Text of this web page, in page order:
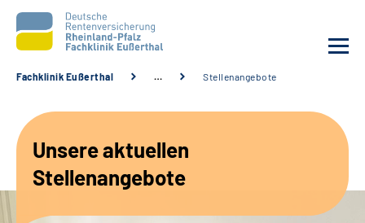
Unsere Angebote
Fachklinik Eußerthal … Stellenangebote
Unsere aktuellen
Stellenangebote